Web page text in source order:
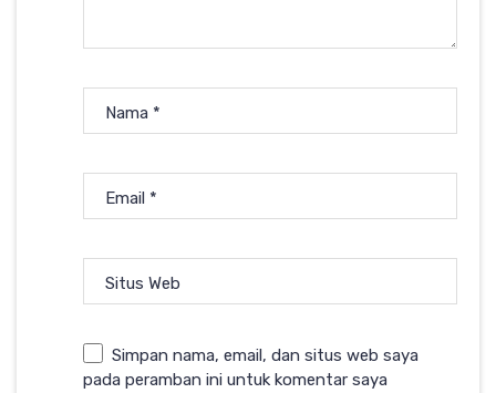
Nama *
Email *
Situs Web
Simpan nama, email, dan situs web saya
pada peramban ini untuk komentar saya